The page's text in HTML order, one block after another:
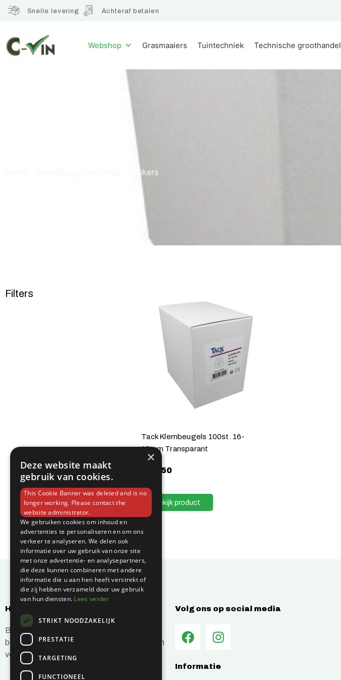
Snelle levering Achteraf betalen
Webshop Grasmaaiers Tuintechniek Technische groothandel
/ Spijkers
Filters
Tack Klembeugels 100st. 16-
19mm Transparant
17,50
Bekijk product
Hoe kunnen wij jou helpen?
Bij C-Vin hebben wij alles in huis om je
bouwprojecten efficiënt en succesvol te laten
verlopen.
Volg ons op social media
Informatie
×
Deze website maakt
gebruik van cookies.
This Cookie Banner was deleted and is no
longer working. Please contact the
website administrator.
We gebruiken cookies om inhoud en
advertenties te personaliseren en om ons
verkeer te analyseren. We delen ook
informatie over uw gebruik van onze site
met onze advertentie- en analysepartners,
die deze kunnen combineren met andere
informatie die u aan hen heeft verstrekt of
die zij hebben verzameld door uw gebruik
van hun diensten. Lees verder
STRIKT NOODZAKELIJK
PRESTATIE
TARGETING
FUNCTIONEEL